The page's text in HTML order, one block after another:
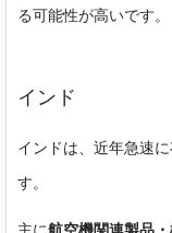
る可能性が高いです。
インド
インドは、近年急速
す。